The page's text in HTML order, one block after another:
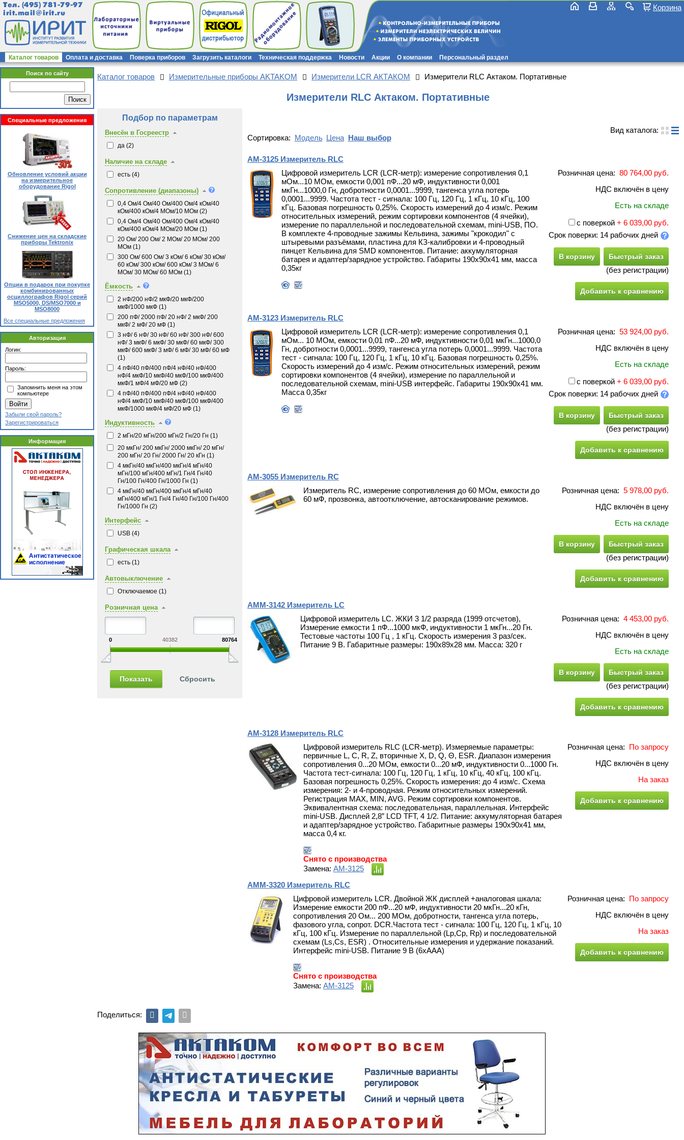
Тел. (495) 781-79-97
irit.mail@irit.ru
Корзина
Каталог товаров Оплата и доставка Поверка приборов Загрузить каталоги Техническая поддержка Новости Акции О компании Персональный раздел
Поиск по сайту
Специальные предложения
Обновление условий акции
на измерительное
оборудование Rigol
Снижение цен на складские
приборы Tektronix
Опции в подарок при покупке
комбинированных
осциллографов Rigol серий
MSO5000, DS/MSO7000 и
MSO8000
Все специальные предложения
Авторизация
Логин:
Пароль:
Запомнить меня на этом
компьютере
Забыли свой пароль?
Зарегистрироваться
Информация
Каталог товаров Измерительные приборы AKTAKOM Измерители LCR АКТАКОМ Измерители RLC Актаком. Портативные
Измерители RLC Актаком. Портативные
Подбор по параметрам
Внесён в Госреестр
да (2)
Наличие на складе
есть (4)
Сопротивление (диапазоны)
0,4 Ом/4 Ом/40 Ом/400 Ом/4 кОм/40
кОм/400 кОм/4 МОм/10 МОм (2)
0,4 Ом/4 Ом/40 Ом/400 Ом/4 кОм/40
кОм/400 кОм/4 МОм/20 МОм (1 )
20 Ом/ 200 Ом/ 2 МОм/ 20 МОм/ 200
МОм (1 )
300 Ом/ 600 Ом/ 3 кОм/ 6 кОм/ 30 кОм/
60 кОм/ 300 кОм/ 600 кОм/ 3 МОм/ 6
МОм/ 30 МОм/ 60 МОм (1 )
Ёмкость
2 нФ/200 нФ/2 мкФ/20 мкФ/200
мкФ/1000 мкФ (1 )
200 пФ/ 2000 пФ/ 20 нФ/ 2 мкФ/ 200
мкФ/ 2 мФ/ 20 мФ (1 )
3 нФ/ 6 нФ/ 30 нФ/ 60 нФ/ 300 нФ/ 600
нФ/ 3 мкФ/ 6 мкФ/ 30 мкФ/ 60 мкФ/ 300
мкФ/ 600 мкФ/ 3 мФ/ 6 мФ/ 30 мФ/ 60 мФ
(1 )
4 пФ/40 пФ/400 пФ/4 нФ/40 нФ/400
нФ/4 мкФ/10 мкФ/40 мкФ/100 мкФ/400
мкФ/1 мФ/4 мФ/20 мФ (2)
4 пФ/40 пФ/400 пФ/4 нФ/40 нФ/400
нФ/4 мкФ/10 мкФ/40 мкФ/100 мкФ/400
мкФ/1000 мкФ/4 мФ/20 мФ (1 )
Индуктивность
2 мГн/20 мГн/200 мГн/2 Гн/20 Гн (1 )
20 мкГн/ 200 мкГн/ 2000 мкГн/ 20 мГн/
200 мГн/ 20 Гн/ 2000 Гн/ 20 кГн (1 )
4 мкГн/40 мкГн/400 мкГн/4 мГн/40
мГн/100 мГн/400 мГн/1 Гн/4 Гн/40
Гн/100 Гн/400 Гн/1000 Гн (1 )
4 мкГн/40 мкГн/400 мкГн/4 мГн/40
мГн/400 мГн/1 Гн/4 Гн/40 Гн/100 Гн/400
Гн/1000 Гн (2)
Интерфейс
USB (4)
Графическая шкала
есть (1 )
Автовыключение
Отключаемое (1 )
Розничная цена
0 40382 80764
Вид каталога:
Сортировка: Модель Цена Наш выбор
АМ-3125 Измеритель RLC
Цифровой измеритель LCR (LCR-метр): измерение сопротивления 0,1
мОм...10 МОм, емкости 0,001 пФ...20 мФ, индуктивности 0,001
мкГн...1000,0 Гн, добротности 0,0001...9999, тангенса угла потерь
0,0001...9999. Частота тест - сигнала: 100 Гц, 120 Гц, 1 кГц, 10 кГц, 100
кГц. Базовая погрешность 0,25%. Скорость измерений до 4 изм/с. Режим
относительных измерений, режим сортировки компонентов (4 ячейки),
измерение по параллельной и последовательной схемам, mini-USB, ПО.
В комплекте 4-проводные зажимы Кельвина, зажимы "крокодил" с
штыревыми разъёмами, пластина для КЗ-калибровки и 4-проводный
пинцет Кельвина для SMD компонентов. Питание: аккумуляторная
батарея и адаптер/зарядное устройство. Габариты 190х90х41 мм, масса
0,35кг
Розничная цена: 80 764,00 руб.
НДС включён в цену
Есть на складе
с поверкой + 6 039,00 руб.
Срок поверки: 14 рабочих дней
В корзину Быстрый заказ
(без регистрации)
Добавить к сравнению
АМ-3123 Измеритель RLC
Цифровой измеритель LCR (LCR-метр): измерение сопротивления 0,1
мОм... 10 МОм, емкости 0,01 пФ...20 мФ, индуктивности 0,01 мкГн...1000,0
Гн, добротности 0,0001...9999, тангенса угла потерь 0,0001...9999. Частота
тест - сигнала: 100 Гц, 120 Гц, 1 кГц, 10 кГц. Базовая погрешность 0,25%.
Скорость измерений до 4 изм/с. Режим относительных измерений, режим
сортировки компонентов (4 ячейки), измерение по параллельной и
последовательной схемам, mini-USB интерфейс. Габариты 190х90х41 мм.
Масса 0,35кг
Розничная цена: 53 924,00 руб.
НДС включён в цену
Есть на складе
с поверкой + 6 039,00 руб.
Срок поверки: 14 рабочих дней
В корзину Быстрый заказ
(без регистрации)
Добавить к сравнению
АМ-3055 Измеритель RC
Измеритель RC, измерение сопротивления до 60 МОм, емкости до
60 мФ, прозвонка, автоотключение, автосканирование режимов.
Розничная цена: 5 978,00 руб.
НДС включён в цену
Есть на складе
В корзину Быстрый заказ
(без регистрации)
Добавить к сравнению
АММ-3142 Измеритель LC
Цифровой измеритель LC. ЖКИ 3 1/2 разряда (1999 отсчетов),
Измерение емкости 1 пФ...1000 мкФ, индуктивности 1 мкГн...20 Гн.
Тестовые частоты 100 Гц , 1 кГц. Скорость измерения 3 раз/сек.
Питание 9 В. Габаритные размеры: 190х89х28 мм. Масса: 320 г
Розничная цена: 4 453,00 руб.
НДС включён в цену
Есть на складе
В корзину Быстрый заказ
(без регистрации)
Добавить к сравнению
АМ-3128 Измеритель RLC
Цифровой измеритель RLC (LCR-метр). Измеряемые параметры:
первичные L, C, R, Z, вторичные X, D, Q, Θ, ESR. Диапазон измерения
сопротивления 0...20 МОм, емкости 0...20 мФ, индуктивности 0...1000 Гн.
Частота тест-сигнала: 100 Гц, 120 Гц, 1 кГц, 10 кГц, 40 кГц, 100 кГц.
Базовая погрешность 0,25%. Скорость измерения: до 4 изм/с. Схема
измерения: 2- и 4-проводная. Режим относительных измерений.
Регистрация MAX, MIN, AVG. Режим сортировки компонентов.
Эквивалентная схема: последовательная, параллельная. Интерфейс
mini-USB. Дисплей 2,8” LCD TFT, 4 1/2. Питание: аккумуляторная батарея
и адаптер/зарядное устройство. Габаритные размеры 190х90х41 мм,
масса 0,4 кг.
Снято с производства
Замена: АМ-3125
Розничная цена: По запросу
НДС включён в цену
На заказ
Добавить к сравнению
АММ-3320 Измеритель RLC
Цифровой измеритель LCR. Двойной ЖК дисплей +аналоговая шкала:
Измерение емкости 200 пФ...20 мФ, индуктивности 20 мкГн...20 кГн,
сопротивления 20 Ом... 200 МОм, добротности, тангенса угла потерь,
фазового угла, сопрот. DCR.Частота тест - сигнала: 100 Гц, 120 Гц, 1 кГц, 10
кГц, 100 кГц. Измерение по параллельной (Lp,Сp, Rp) и последовательной
схемам (Ls,Сs, ESR) . Относительные измерения и удержание показаний.
Интерфейс mini-USB. Питание 9 В (6хААА)
Снято с производства
Замена: АМ-3125
Розничная цена: По запросу
НДС включён в цену
На заказ
Добавить к сравнению
Поделиться: